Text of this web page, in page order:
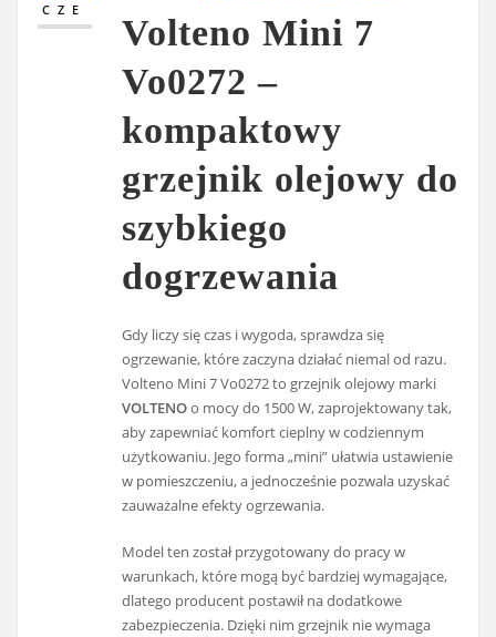
CZE
Volteno Mini 7
Vo0272 –
kompaktowy
grzejnik olejowy do
szybkiego
dogrzewania
Gdy liczy się czas i wygoda, sprawdza się
ogrzewanie, które zaczyna działać niemal od razu.
Volteno Mini 7 Vo0272 to grzejnik olejowy marki
VOLTENOo mocy do 1500 W, zaprojektowany tak,
aby zapewniać komfort cieplny w codziennym
użytkowaniu. Jego forma „mini” ułatwia ustawienie
w pomieszczeniu, a jednocześnie pozwala uzyskać
zauważalne efekty ogrzewania.
Model ten został przygotowany do pracy w
warunkach, które mogą być bardziej wymagające,
dlatego producent postawił na dodatkowe
zabezpieczenia. Dzięki nim grzejnik nie wymaga